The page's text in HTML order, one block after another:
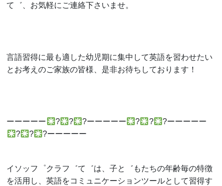
て゛、お気軽にご連絡下さいませ。
言語習得に最も適した幼児期に集中して英語を習わせたい
とお考えのご家族の皆様、是非お待ちしております！
ーーーーー ? ? ?ーーーーー ? ? ?ーーーーー
?
? ?ーーーーー
イソッフ゜クラフ゛て゛は、子と゛もたちの年齢毎の特徴
を活用し、英語をコミュニケーションツールとして習得す